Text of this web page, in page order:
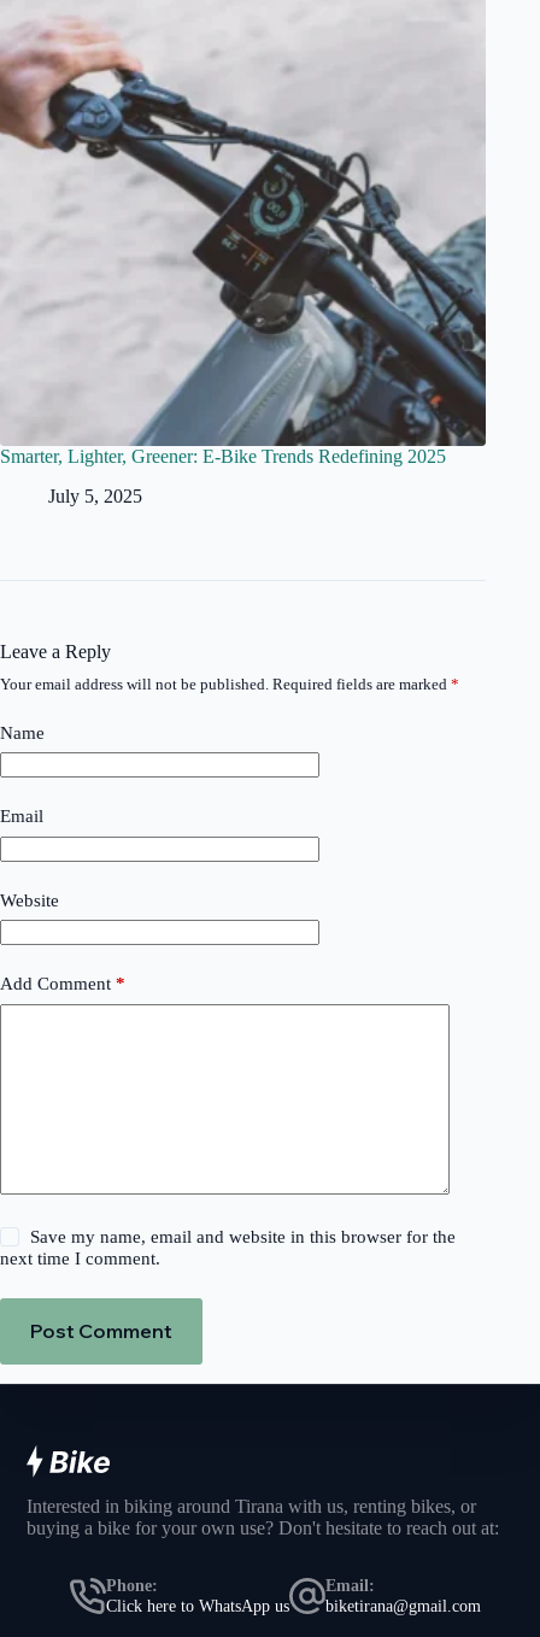
Smarter, Lighter, Greener: E-Bike Trends Redefining 2025
July 5, 2025
Leave a Reply
Your email address will not be published. Required fields are marked *
Name
Email
Website
Add Comment *
Save my name, email and website in this browser for the
next time I comment.
Post Comment
Interested in biking around Tirana with us, renting bikes, or
buying a bike for your own use? Don't hesitate to reach out at:
Phone:
Click here to WhatsApp us
Email:
biketirana@gmail.com